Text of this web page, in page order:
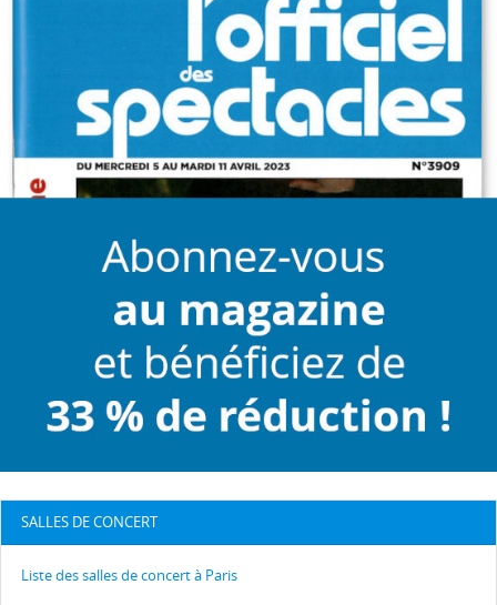
SALLES DE CONCERT
Liste des salles de concert à Paris